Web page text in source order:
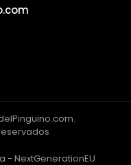
- NextGenerationEU